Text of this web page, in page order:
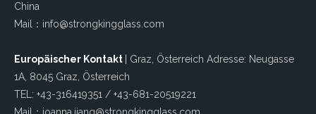
China
Mail：info@strongkingglass.com
Europäischer Kontakt
| Graz, Österreich Adresse: Neugasse
1A, 8045 Graz, Österreich
TEL: +43-316419351 / +43-681-20519221